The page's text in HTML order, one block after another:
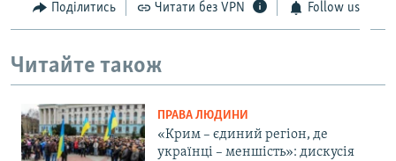
Поділитись Читати без VPN Follow us
Читайте також
ПРАВА ЛЮДИНИ
«Крим – єдиний регіон, де
українці – меншість»: дискусія